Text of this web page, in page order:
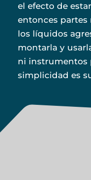
el efecto de
entonces partes
los líquidos
montarla y
ni instrumentos
simplicidad es